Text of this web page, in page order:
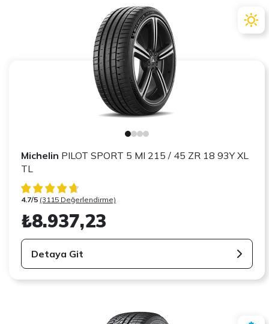
Michelin PILOT SPORT 5 MI 215 / 45 ZR 18 93Y XL
TL
4.7/5 (3115 Değerlendirme)
₺8.937,23
Detaya Git